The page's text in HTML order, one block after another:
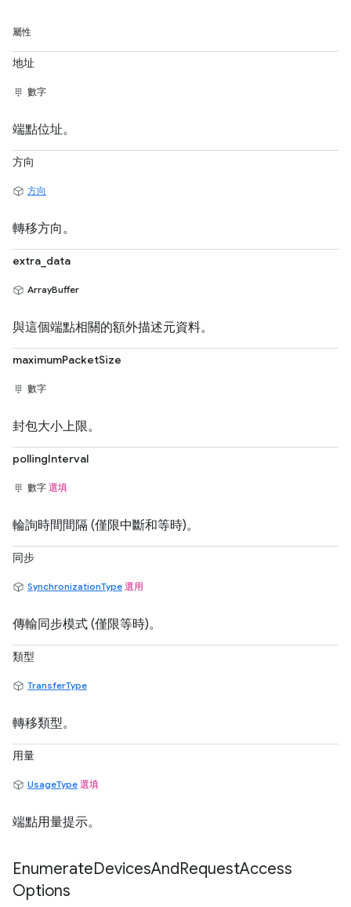
屬性
地址
數字
端點位址。
方向
方向
轉移方向。
extra_data
ArrayBuffer
與這個端點相關的額外描述元資料。
maximumPacketSize
數字
封包大小上限。
pollingInterval
數字 選填
輪詢時間間隔 (僅限中斷和等時)。
同步
SynchronizationType 選用
傳輸同步模式 (僅限等時)。
類型
TransferType
轉移類型。
用量
UsageType 選填
端點用量提示。
EnumerateDevicesAndRequestAccess
Options